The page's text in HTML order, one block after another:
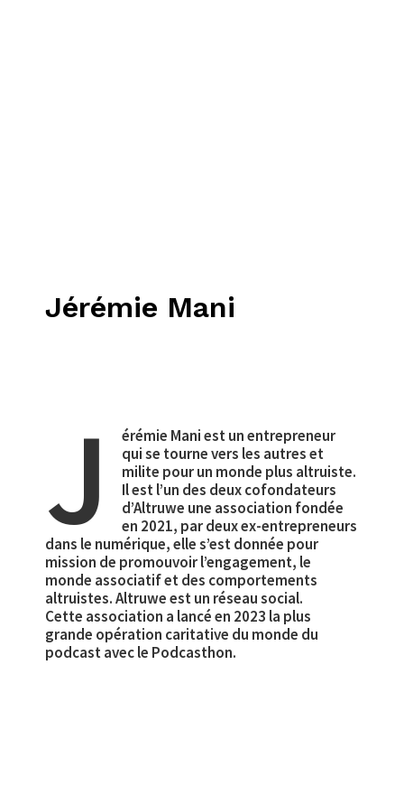
Jérémie Mani
J
érémie Mani est un entrepreneur
qui se tourne vers les autres et
milite pour un monde plus altruiste.
Il est l’un des deux cofondateurs
d’Altruwe une association fondée
en 2021, par deux ex-entrepreneurs
dans le numérique, elle s’est donnée pour
mission de promouvoir l’engagement, le
monde associatif et des comportements
altruistes. Altruwe est un réseau social.
Cette association a lancé en 2023 la plus
grande opération caritative du monde du
podcast avec le Podcasthon.